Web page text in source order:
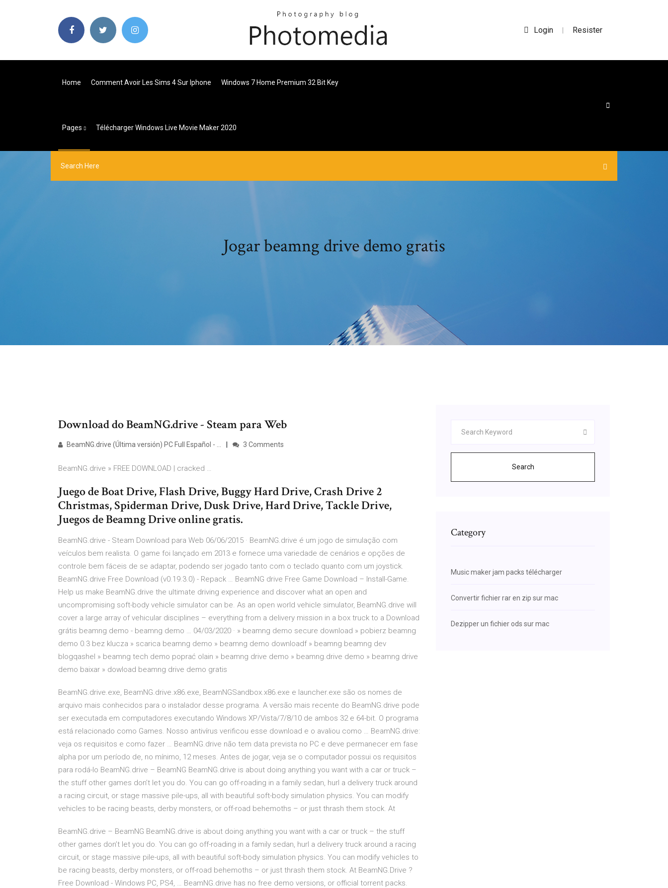
Login | Resister
Home Comment Avoir Les Sims 4 Sur Iphone Windows 7 Home Premium 32 Bit Key
Pages Télécharger Windows Live Movie Maker 2020
Jogar beamng drive demo gratis
Download do BeamNG.drive - Steam para Web
BeamNG.drive (Última versión) PC Full Español - … 3 Comments
BeamNG.drive » FREE DOWNLOAD | cracked …
Juego de Boat Drive, Flash Drive, Buggy Hard Drive, Crash Drive 2
Christmas, Spiderman Drive, Dusk Drive, Hard Drive, Tackle Drive,
Juegos de Beamng Drive online gratis.
BeamNG.drive - Steam Download para Web 06/06/2015 · BeamNG.drive é um jogo de simulação com
veículos bem realista. O game foi lançado em 2013 e fornece uma variedade de cenários e opções de
controle bem fáceis de se adaptar, podendo ser jogado tanto com o teclado quanto com um joystick.
BeamNG.drive Free Download (v0.19.3.0) - Repack … BeamNG drive Free Game Download – Install-Game.
Help us make BeamNG.drive the ultimate driving experience and discover what an open and
uncompromising soft-body vehicle simulator can be. As an open world vehicle simulator, BeamNG.drive will
cover a large array of vehicular disciplines – everything from a delivery mission in a box truck to a Download
grátis beamng demo - beamng demo … 04/03/2020 · » beamng demo secure download » pobierz beamng
demo 0.3 bez klucza » scarica beamng demo » beamng demo downloadf » beamng beamng dev
blogqashel » beamng tech demo poprać olain » beamng drive demo » beamng.drive demo » beamng drive
demo baixar » dowload beamng drive demo gratis
BeamNG.drive.exe, BeamNG.drive.x86.exe, BeamNGSandbox.x86.exe e launcher.exe são os nomes de
arquivo mais conhecidos para o instalador desse programa. A versão mais recente do BeamNG.drive pode
ser executada em computadores executando Windows XP/Vista/7/8/10 de ambos 32 e 64-bit. O programa
está relacionado como Games. Nosso antivírus verificou esse download e o avaliou como … BeamNG.drive:
veja os requisitos e como fazer … BeamNG.drive não tem data prevista no PC e deve permanecer em fase
alpha por um período de, no mínimo, 12 meses. Antes de jogar, veja se o computador possui os requisitos
para rodá-lo BeamNG.drive – BeamNG BeamNG.drive is about doing anything you want with a car or truck –
the stuff other games don’t let you do. You can go off-roading in a family sedan, hurl a delivery truck around
a racing circuit, or stage massive pile-ups, all with beautiful soft-body simulation physics. You can modify
vehicles to be racing beasts, derby monsters, or off-road behemoths – or just thrash them stock. At
BeamNG.drive – BeamNG BeamNG.drive is about doing anything you want with a car or truck – the stuff
other games don’t let you do. You can go off-roading in a family sedan, hurl a delivery truck around a racing
circuit, or stage massive pile-ups, all with beautiful soft-body simulation physics. You can modify vehicles to
be racing beasts, derby monsters, or off-road behemoths – or just thrash them stock. At BeamNG.Drive ?
Free Download - Windows PC, PS4, … BeamNG.drive has no free demo versions, or official torrent packs.
Search
Category
Music maker jam packs télécharger
Convertir fichier rar en zip sur mac
Dezipper un fichier ods sur mac